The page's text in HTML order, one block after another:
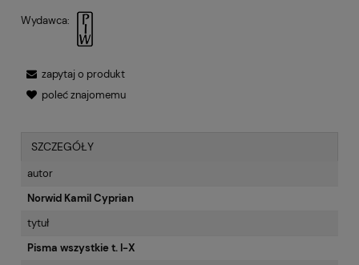
Wydawca:
zapytaj o produkt
poleć znajomemu
SZCZEGÓŁY
autor
Norwid Kamil Cyprian
tytuł
Pisma wszystkie t. I-X